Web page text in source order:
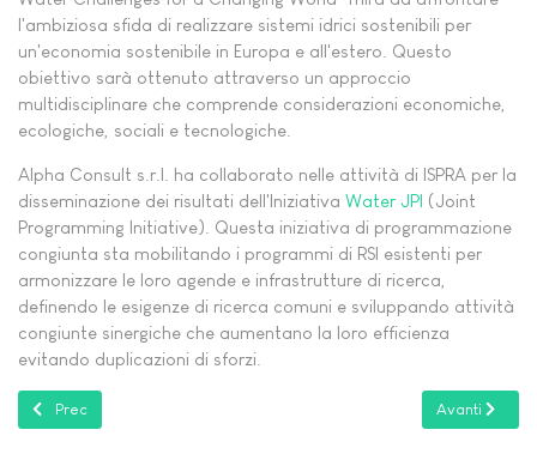
l'ambiziosa sfida di realizzare sistemi idrici sostenibili per
un'economia sostenibile in Europa e all'estero. Questo
obiettivo sarà ottenuto attraverso un approccio
multidisciplinare che comprende considerazioni economiche,
ecologiche, sociali e tecnologiche.
Alpha Consult s.r.l. ha collaborato nelle attività di ISPRA per la
disseminazione dei risultati dell'Iniziativa Water JPI (Joint
Programming Initiative). Questa iniziativa di programmazione
congiunta sta mobilitando i programmi di RSI esistenti per
armonizzare le loro agende e infrastrutture di ricerca,
definendo le esigenze di ricerca comuni e sviluppando attività
congiunte sinergiche che aumentano la loro efficienza
evitando duplicazioni di sforzi.
Articolo precedente: Progetto PST-CSA
Prec Articolo
Avanti